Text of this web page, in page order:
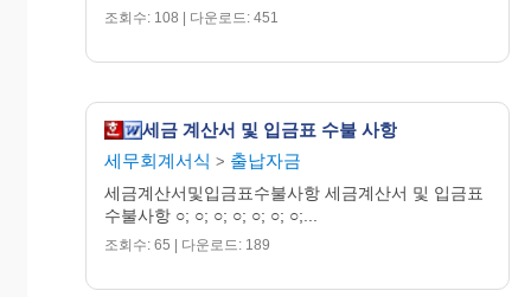
조회수: 108 | 다운로드: 451
세금 계산서 및 입금표 수불 사항
세무회계서식 > 출납자금
세금계산서및입금표수불사항 세금계산서 및 입금표
수불사항 ○; ○; ○; ○; ○; ○; ○;...
조회수: 65 | 다운로드: 189